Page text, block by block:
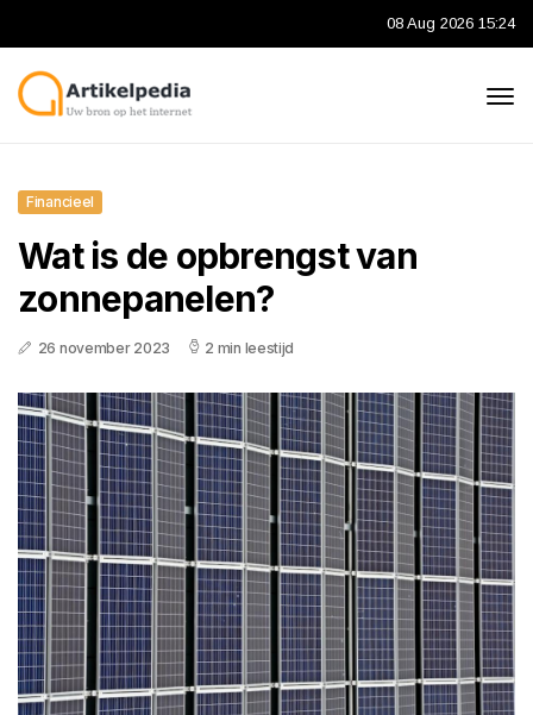
08 Aug 2026 15:24
Financieel
Wat is de opbrengst van
zonnepanelen?
26 november 2023 2 min leestijd